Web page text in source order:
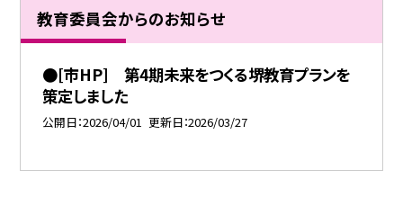
教育委員会からのお知らせ
●[市HP] 第4期未来をつくる堺教育プランを
策定しました
公開日 2026/04/01 更新日 2026/03/27